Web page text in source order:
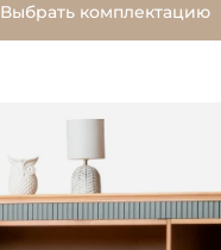
Выбрать комплектацию